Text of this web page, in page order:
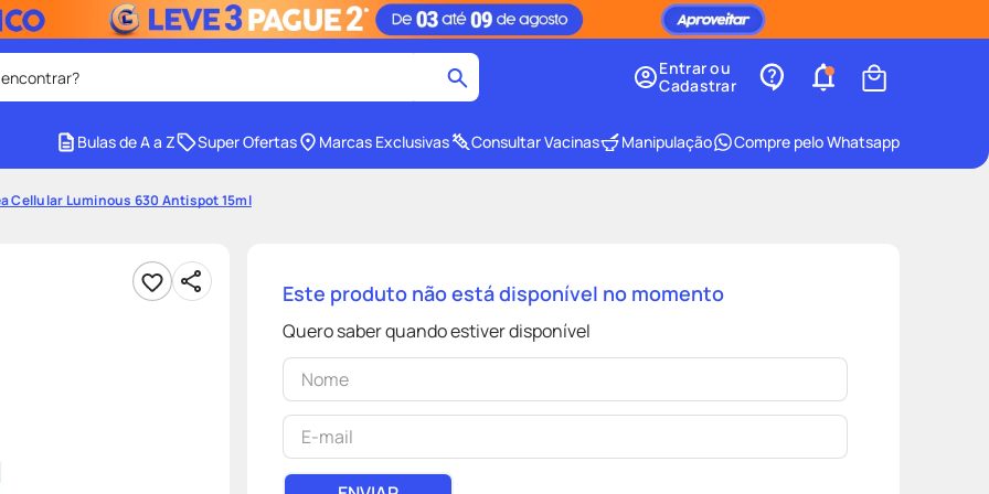
4º protetor solar facial
8º
protetor solar
Entrar ou
Cadastrar
Bulas de A a Z Super Ofertas Marcas Exclusivas Consultar Vacinas Manipulação Compre pelo Whatsapp
Cellular Luminous 630 Antispot 15ml
Este produto não está disponível no momento
Quero saber quando estiver disponível